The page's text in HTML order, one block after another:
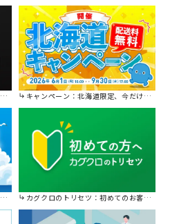
キャンペーン：北海道限定、今だけ送料無料！
カグクロのトリセツ：初めてのお客様はこちら。